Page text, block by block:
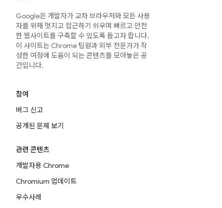
Google은 개발자가 교차 브라우저와 모든 사용
자를 위해 멋지고 접근하기 쉬우며 빠르고 안전
한 웹사이트를 구축할 수 있도록 돕고자 합니다.
이 사이트는 Chrome 팀원과 외부 전문가가 작
성한 여정에 도움이 되는 콘텐츠를 모아놓은 공
간입니다.
참여
버그 신고
공개된 문제 보기
관련 콘텐츠
개발자용 Chrome
Chromium 업데이트
우수사례